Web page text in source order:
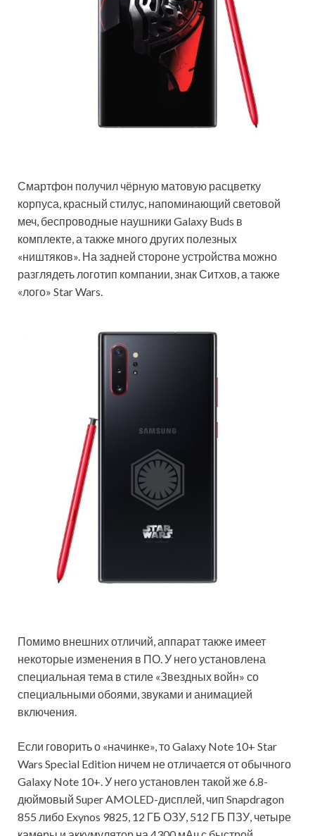
Смартфон получил чёрную матовую расцветку
корпуса, красный стилус, напоминающий световой
меч, беспроводные наушники Galaxy Buds в
комплекте, а также много других полезных
«ништяков». На задней стороне устройства можно
разглядеть логотип компании, знак Ситхов, а также
«лого» Star Wars.
Помимо внешних отличий, аппарат также имеет
некоторые изменения в ПО. У него установлена
специальная тема в стиле «Звездных войн» со
специальными обоями, звуками и анимацией
включения.
Если говорить о «начинке», то Galaxy Note 10+ Star
Wars Special Edition ничем не отличается от обычного
Galaxy Note 10+. У него установлен такой же 6.8-
дюймовый Super AMOLED-дисплей, чип Snapdragon
855 либо Exynos 9825, 12 ГБ ОЗУ, 512 ГБ ПЗУ, четыре